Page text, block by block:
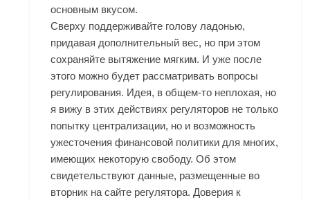
основным вкусом.
Сверху поддерживайте голову ладонью,
придавая дополнительный вес, но при этом
сохраняйте вытяжение мягким. И уже после
этого можно будет рассматривать вопросы
регулирования. Идея, в общем-то неплохая, но
я вижу в этих действиях регуляторов не только
попытку централизации, но и возможность
ужесточения финансовой политики для многих,
имеющих некоторую свободу. Об этом
свидетельствуют данные, размещенные во
вторник на сайте регулятора. Доверия к